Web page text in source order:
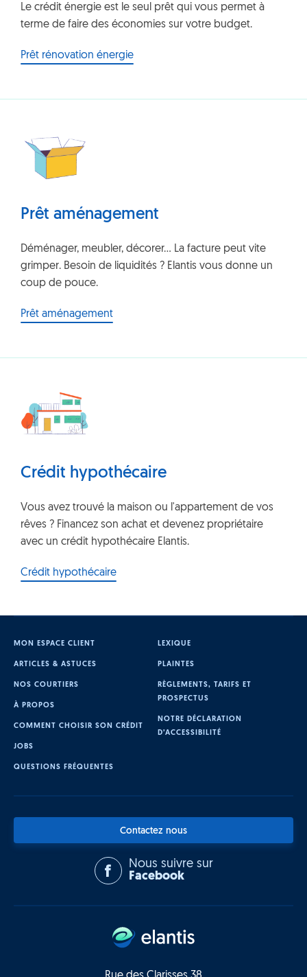
Le crédit énergie est le seul prêt qui vous permet à
terme de faire des économies sur votre budget.
Prêt rénovation énergie
Prêt aménagement
Déménager, meubler, décorer... La facture peut vite
grimper. Besoin de liquidités ? Elantis vous donne un
coup de pouce.
Prêt aménagement
Crédit hypothécaire
Vous avez trouvé la maison ou l'appartement de vos
rêves ? Financez son achat et devenez propriétaire
avec un crédit hypothécaire Elantis.
Crédit hypothécaire
MON ESPACE CLIENT
ARTICLES & ASTUCES
NOS COURTIERS
À PROPOS
COMMENT CHOISIR SON CRÉDIT
JOBS
QUESTIONS FRÉQUENTES
LEXIQUE
PLAINTES
RÈGLEMENTS, TARIFS ET
PROSPECTUS
NOTRE DÉCLARATION
D’ACCESSIBILITÉ
Contactez nous
Nous suivre sur
Facebook